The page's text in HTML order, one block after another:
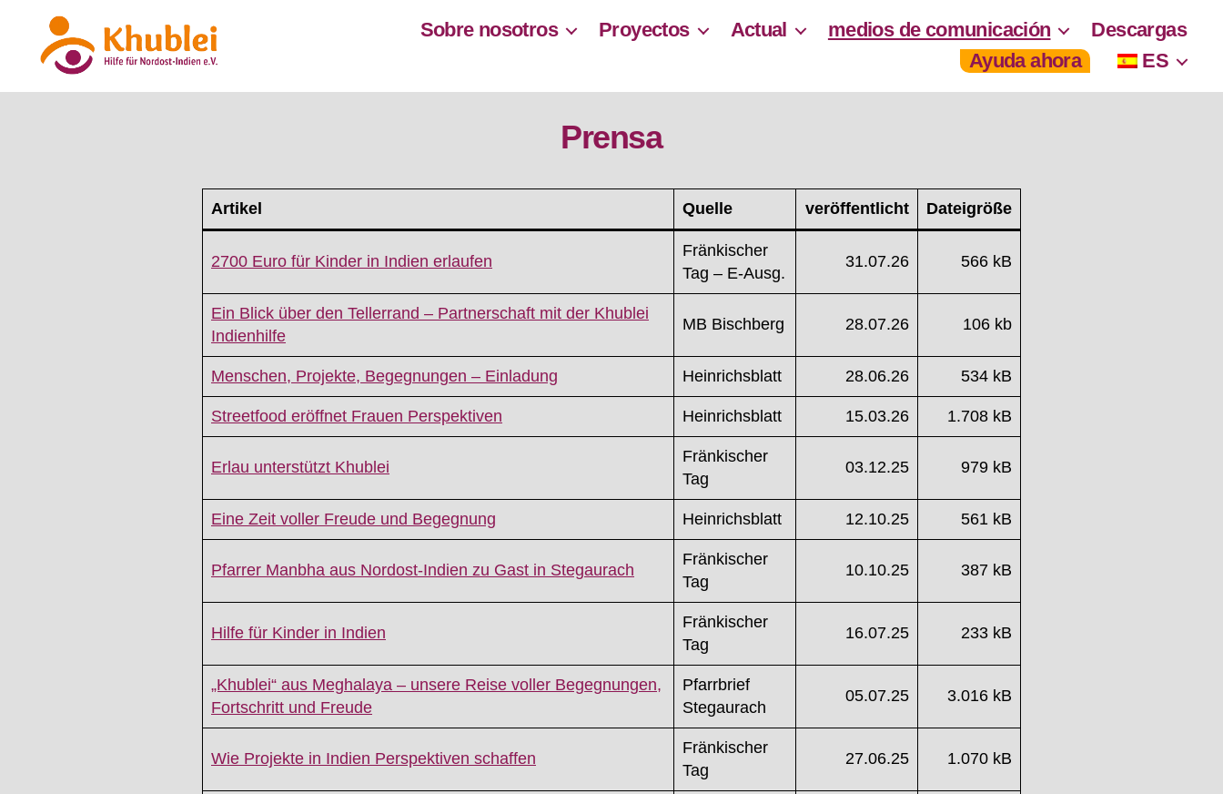
Khublei
Sobre nosotros Proyectos Actual medios de comunicación
Descargas
Ayuda ahora
ES
Prensa
Artikel Quelle veröffentlicht Dateigröße
2700 Euro für Kinder in Indien erlaufen
Fränkischer
Tag – E-Ausg.
31.07.26 566 kB
Ein Blick über den Tellerrand – Partnerschaft mit der Khublei
Indienhilfe
MB Bischberg 28.07.26 106 kb
Menschen, Projekte, Begegnungen – Einladung Heinrichsblatt 28.06.26 534 kB
Streetfood eröffnet Frauen Perspektiven Heinrichsblatt 15.03.26 1.708 kB
Erlau unterstützt Khublei
Fränkischer
Tag
03.12.25 979 kB
Eine Zeit voller Freude und Begegnung Heinrichsblatt 12.10.25 561 kB
Pfarrer Manbha aus Nordost-Indien zu Gast in Stegaurach
Fränkischer
Tag
10.10.25 387 kB
Hilfe für Kinder in Indien
Fränkischer
Tag
16.07.25 233 kB
„Khublei“ aus Meghalaya – unsere Reise voller Begegnungen,
Fortschritt und Freude
Pfarrbrief
Stegaurach
05.07.25 3.016 kB
Wie Projekte in Indien Perspektiven schaffen
Fränkischer
Tag
27.06.25 1.070 kB